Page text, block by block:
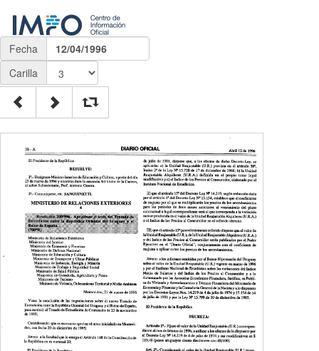
Fecha
12/04/1996
Carilla